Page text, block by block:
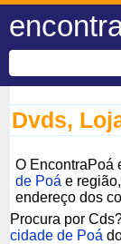
Dvds,
O EncontraPoá
de Poá e
endereço dos
Procura por
cidade de Poá